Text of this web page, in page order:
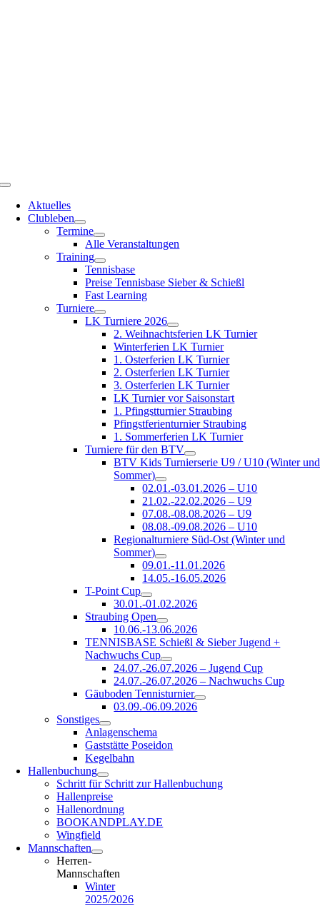
Toggle
NavigationAktuelles
Clubleben
Termine
Alle Veranstaltungen
Training
Tennisbase
Preise Tennisbase Sieber & Schießl
Fast Learning
Turniere
LK Turniere 2026
2. Weihnachtsferien LK Turnier
Winterferien LK Turnier
1. Osterferien LK Turnier
2. Osterferien LK Turnier
3. Osterferien LK Turnier
LK Turnier vor Saisonstart
1. Pfingstturnier Straubing
Pfingstferienturnier Straubing
1. Sommerferien LK Turnier
Turniere für den BTV
BTV Kids Turnierserie U9 / U10 (Winter und
Sommer)
02.01.-03.01.2026 – U10
21.02.-22.02.2026 – U9
07.08.-08.08.2026 – U9
08.08.-09.08.2026 – U10
Regionalturniere Süd-Ost (Winter und
Sommer)
09.01.-11.01.2026
14.05.-16.05.2026
T-Point Cup
30.01.-01.02.2026
Straubing Open
10.06.-13.06.2026
TENNISBASE Schießl & Sieber Jugend +
Nachwuchs Cup
24.07.-26.07.2026 – Jugend Cup
24.07.-26.07.2026 – Nachwuchs Cup
Gäuboden Tennisturnier
03.09.-06.09.2026
Sonstiges
Anlagenschema
Gaststätte Poseidon
Kegelbahn
Hallenbuchung
Schritt für Schritt zur Hallenbuchung
Hallenpreise
Hallenordnung
BOOKANDPLAY.DE
Wingfield
Mannschaften
Herren-
Mannschaften
Winter
2025/2026